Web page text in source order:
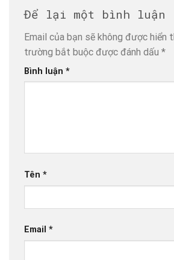
Để lại một bình luận
Email của bạn sẽ không được hiển
trường bắt buộc được đánh dấu *
Bình luận *
Tên *
Email *